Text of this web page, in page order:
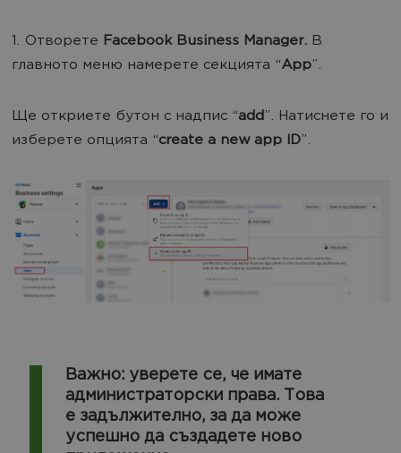
1. Отворете Facebook Business Manager. В
главното меню намерете секцията “App”.
Ще откриете бутон с надпис “add”. Натиснете го и
изберете опцията “create a new app ID”.
Важно: уверете се, че имате
администраторски права. Това
е задължително, за да може
успешно да създадете ново